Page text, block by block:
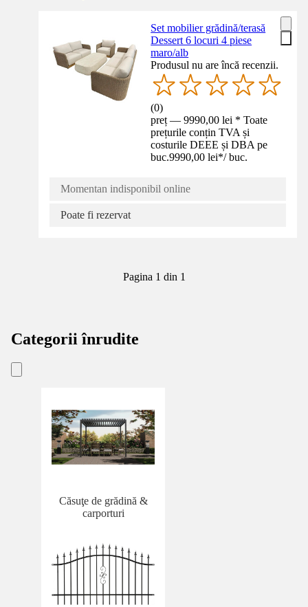
Set mobilier grădină/terasă
Dessert 6 locuri 4 piese
maro/alb
Produsul nu are încă recenzii.
(0)
preț — 9990,00 lei * Toate
prețurile conțin TVA și
costurile DEEE și DBA pe
buc.9990,00 lei*/ buc.
Momentan indisponibil online
Poate fi rezervat
Pagina 1 din 1
Categorii înrudite
Căsuţe de grădină &
carporturi